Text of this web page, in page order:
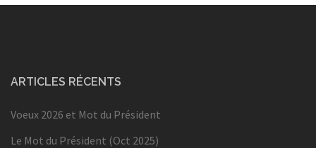
ARTICLES RÉCENTS
Voeux 2026 et Mot du Président
Le Mot du Président (Oct 2025)